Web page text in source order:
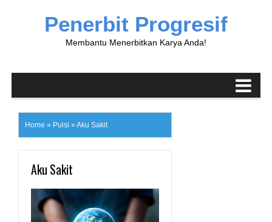
Penerbit Progresif
Membantu Menerbitkan Karya Anda!
Home » Puisi » Aku Sakit
Aku Sakit